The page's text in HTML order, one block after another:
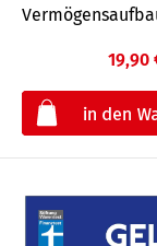
19,90